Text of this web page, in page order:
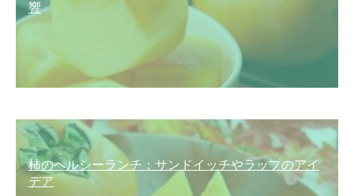
響
柿のヘルシーランチ：サンドイッチやラップのアイ
デア